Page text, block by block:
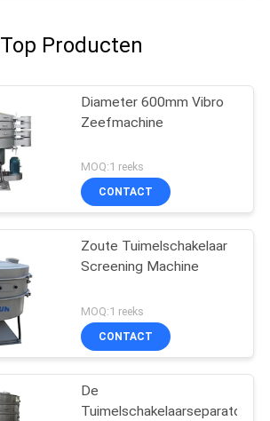
Top Producten
Diameter 600mm Vibro
Zeefmachine
MOQ:1 reeks
CONTACT
Zoute Tuimelschakelaar
Screening Machine
MOQ:1 reeks
CONTACT
De
Tuimelschakelaarseparator